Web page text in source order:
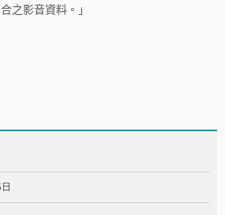
之影音資料。」